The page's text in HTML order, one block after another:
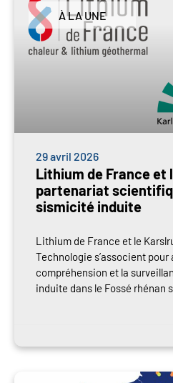
À LA UNE
29 avril 2026
Lithium de France et
partenariat
sismicité induite
Lithium de France et le
Technologie s’associent pour
compréhension et la
induite dans le Fossé rhénan